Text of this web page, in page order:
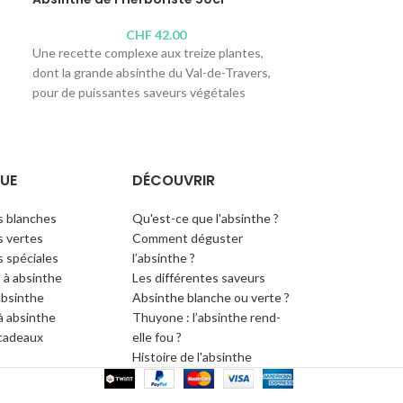
CHF42.00
Une recette complexe aux treize plantes,
dont la grande absinthe du Val-de-Travers,
pour de puissantes saveurs végétales
Teneur en alcool : 53°
35cl,
blanches
vertes
spéciales
à absinthe
absinthe
DÉCOUVRIR
Qu'est-ce que l'absinthe ?
Comment déguster
l’absinthe ?
Les différentes saveurs
Absinthe blanche ou verte ?
Thuyone : l’absinthe rend-
elle fou ?
Histoire de l'absinthe